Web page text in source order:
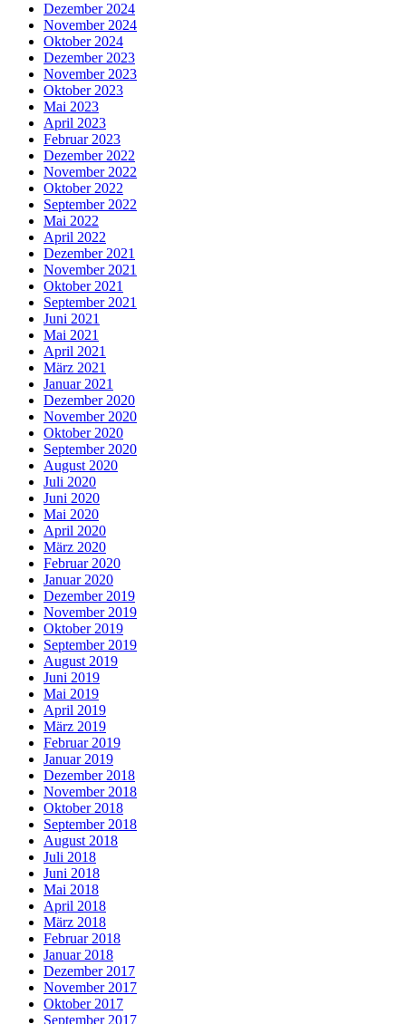
Dezember 2024
November 2024
Oktober 2024
Dezember 2023
November 2023
Oktober 2023
Mai 2023
April 2023
Februar 2023
Dezember 2022
November 2022
Oktober 2022
September 2022
Mai 2022
April 2022
Dezember 2021
November 2021
Oktober 2021
September 2021
Juni 2021
Mai 2021
April 2021
März 2021
Januar 2021
Dezember 2020
November 2020
Oktober 2020
September 2020
August 2020
Juli 2020
Juni 2020
Mai 2020
April 2020
März 2020
Februar 2020
Januar 2020
Dezember 2019
November 2019
Oktober 2019
September 2019
August 2019
Juni 2019
Mai 2019
April 2019
März 2019
Februar 2019
Januar 2019
Dezember 2018
November 2018
Oktober 2018
September 2018
August 2018
Juli 2018
Juni 2018
Mai 2018
April 2018
März 2018
Februar 2018
Januar 2018
Dezember 2017
November 2017
Oktober 2017
September 2017